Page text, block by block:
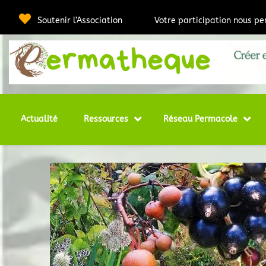
Soutenir l’Association Votre participation nous
Actualité Ressources Réseau Permacole